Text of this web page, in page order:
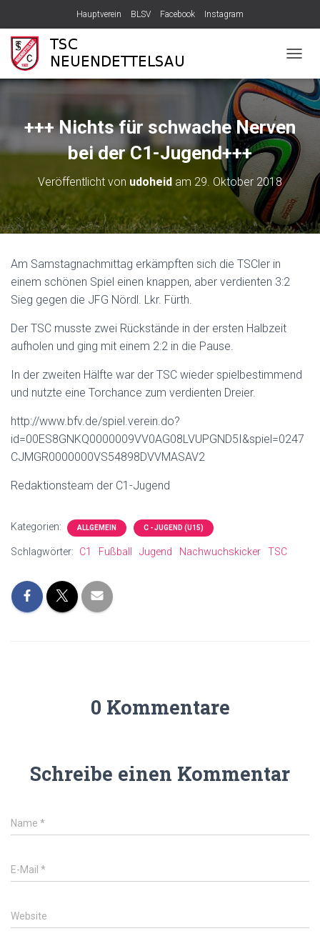
Hauptverein BLSV Facebook Instagram
A
V
I
A
T
I
O
U
M
S
+++ Nichts für schwache Nerven
bei der C1-Jugend+++
Veröffentlicht von udoheid am 29. Oktober 2018
Am Samstagnachmittag erkämpften sich die TSCler in
einem schönen Spiel einen knappen, aber verdienten 3:2
Sieg gegen die JFG Nördl. Lkr. Fürth.
Der TSC musste zwei Rückstände in der ersten Halbzeit
aufholen und ging mit einem 2:2 in die Pause.
In der zweiten Hälfte war der TSC wieder spielbestimmend
und nutzte eine Torchance zum verdienten Dreier.
http://www.bfv.de/spiel.verein.do?
id=00ES8GNKQ0000009VV0AG08LVUPGND5I&spiel=0247
CJMGR0000000VS54898DVVMASAV2
Redaktionsteam der C1-Jugend
Kategorien: ALLGEMEIN C - JUGEND (U15)
Schlagwörter: C1 Fußball Jugend Nachwuchskicker TSC
0 Kommentare
Schreibe einen Kommentar
Name *
E-Mail *
Website